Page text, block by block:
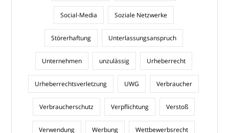
Social-Media Soziale Netzwerke
Störerhaftung Unterlassungsanspruch
Unternehmen unzulässig Urheberrecht
Urheberrechtsverletzung UWG Verbraucher
Verbraucherschutz Verpflichtung Verstoß
Verwendung Werbung Wettbewerbsrecht